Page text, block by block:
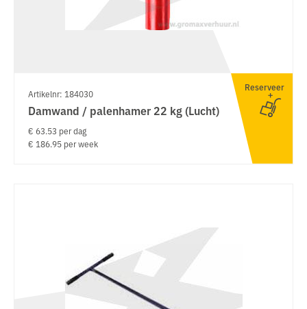
Artikelnr: 184030
Damwand / palenhamer 22 kg (Lucht)
€ 63.53 per dag
€ 186.95 per week
Reserveer